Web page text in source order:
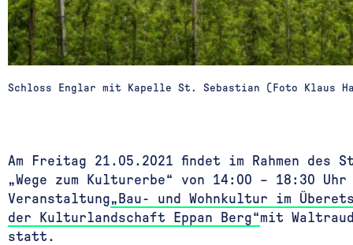
Schloss Englar mit Kapelle St. Sebastian (Foto Klaus
Am Freitag 21.05.2021 findet im Rahmen des
„Wege zum Kulturerbe“ von 14:00 – 18:30
Veranstaltung„Bau- und Wohnkultur im
der Kulturlandschaft Eppan Berg“mit
statt.